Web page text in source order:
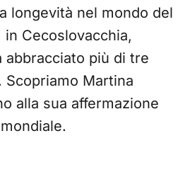
longevità nel mondo del
in Cecoslovacchia,
abbracciato più di tre
Scopriamo Martina
alla sua affermazione